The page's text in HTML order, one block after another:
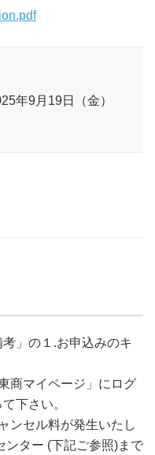
年9月19日（金）
」の１.お申込みのキ
商マイページ」にログ
下さい。
ンセル料が発生いたし
ンター (下記ご参照)まで